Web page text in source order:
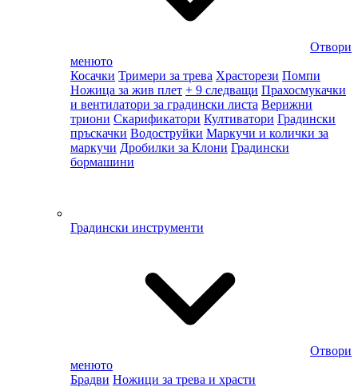
Отвори
менюто
Косачки Тримери за трева Храсторези Помпи
Ножица за жив плет + 9 следващи Прахосмукачки
и вентилатори за градински листа Верижни
триони Скарификатори Култиватори Градински
пръскачки Водоструйки Маркучи и колички за
маркучи Дробилки за Клони Градински
бормашини
Градински инструменти
Отвори
менюто
Брадви Ножици за трева и храсти